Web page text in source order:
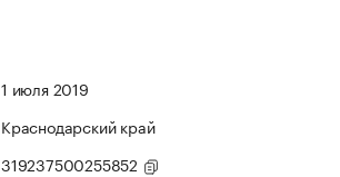
1 июля 2019
Краснодарский край
319237500255852